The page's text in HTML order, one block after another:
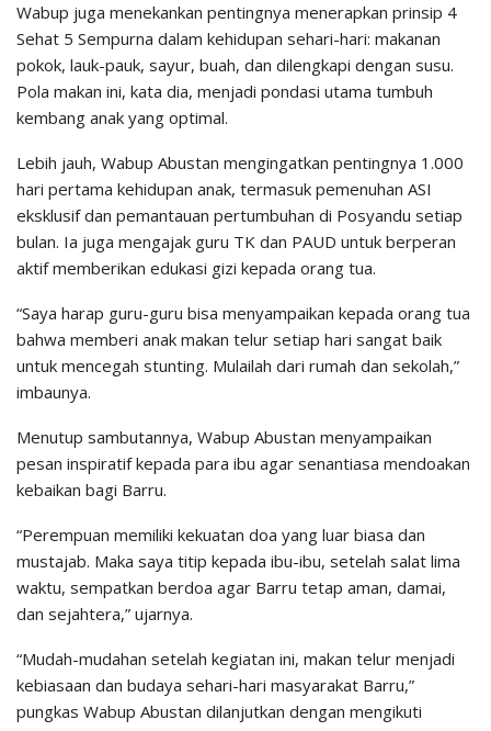
Wabup juga menekankan pentingnya menerapkan prinsip 4
Sehat 5 Sempurna dalam kehidupan sehari-hari: makanan
pokok, lauk-pauk, sayur, buah, dan dilengkapi dengan susu.
Pola makan ini, kata dia, menjadi pondasi utama tumbuh
kembang anak yang optimal.
Lebih jauh, Wabup Abustan mengingatkan pentingnya 1.000
hari pertama kehidupan anak, termasuk pemenuhan ASI
eksklusif dan pemantauan pertumbuhan di Posyandu setiap
bulan. Ia juga mengajak guru TK dan PAUD untuk berperan
aktif memberikan edukasi gizi kepada orang tua.
“Saya harap guru-guru bisa menyampaikan kepada orang tua
bahwa memberi anak makan telur setiap hari sangat baik
untuk mencegah stunting. Mulailah dari rumah dan sekolah,”
imbaunya.
Menutup sambutannya, Wabup Abustan menyampaikan
pesan inspiratif kepada para ibu agar senantiasa mendoakan
kebaikan bagi Barru.
“Perempuan memiliki kekuatan doa yang luar biasa dan
mustajab. Maka saya titip kepada ibu-ibu, setelah salat lima
waktu, sempatkan berdoa agar Barru tetap aman, damai,
dan sejahtera,” ujarnya.
“Mudah-mudahan setelah kegiatan ini, makan telur menjadi
kebiasaan dan budaya sehari-hari masyarakat Barru,”
pungkas Wabup Abustan dilanjutkan dengan mengikuti